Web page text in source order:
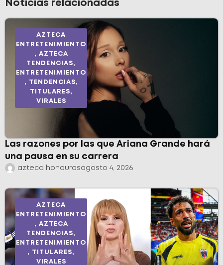
Noticias relacionadas
AZTECA
ENTRETENIMIENTO
, AZTECA
TENDENCIAS,
ENTRETENIMIENTO
,
TENDENCIAS,
TITULARES,
VIRALES
Las razones por las que Ariana Grande hará
una pausa en su carrera
azteca hondurasagosto 4, 2026
AZTECA
ENTRETENIMIENTO
, AZTECA
TENDENCIAS,
ENTRETENIMIENTO
, TITULARES,
VIRALES